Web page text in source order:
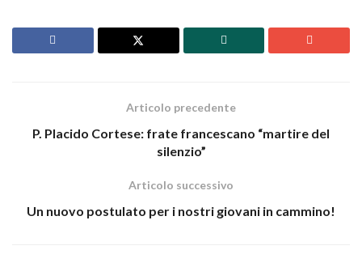
Articolo precedente
P. Placido Cortese: frate francescano “martire del
silenzio”
Articolo successivo
Un nuovo postulato per i nostri giovani in cammino!